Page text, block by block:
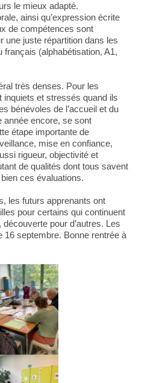
le mieux adapté.
ainsi qu’expression écrite
de compétences sont
une juste répartition dans les
français (alphabétisation, A1,
très denses. Pour les
inquiets et stressés quand ils
bénévoles de l’accueil et du
année encore, se sont
étape importante de
mise en confiance,
rigueur, objectivité et
de qualités dont tous savent
ces évaluations.
les futurs apprenants ont
pour certains qui continuent
pour d’autres. Les
16 septembre. Bonne rentrée à